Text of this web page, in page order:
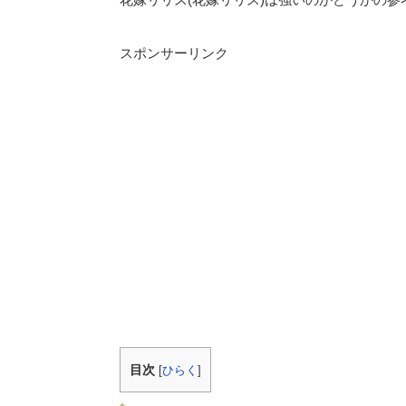
スポンサーリンク
目次 [ひらく ]